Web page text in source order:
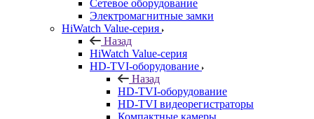
Сетевое оборудование
Электромагнитные замки
HiWatch Value-серия
Назад
HiWatch Value-серия
HD-TVI-оборудование
Назад
HD-TVI-оборудование
HD-TVI видеорегистраторы
Компактные камеры